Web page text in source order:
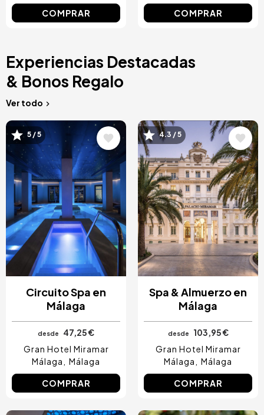
COMPRAR COMPRAR
Experiencias Destacadas
& Bonos Regalo
Ver todo
Image
5 / 5
Circuito Spa en
Málaga
desde
47,25 €
Gran Hotel Miramar
Málaga
Málaga
COMPRAR
Image
4.3 / 5
Spa & Almuerzo en
Málaga
desde
103,95 €
Gran Hotel Miramar
Málaga
Málaga
COMPRAR